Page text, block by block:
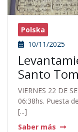
Polska
10/11/2025
Santo
VIERNES 22 DE
06:38hs. Puesta
[...]
Saber más